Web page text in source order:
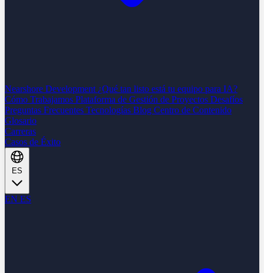
Nearshore Development ¿Qué tan listo está tu equipo para IA?
Cómo Trabajamos Plataforma de Gestión de Proyectos Desafíos
Preguntas Frecuentes Tecnologías Blog Centro de Contenido
Glosario
Carreras
Casos de Éxito
EN ES